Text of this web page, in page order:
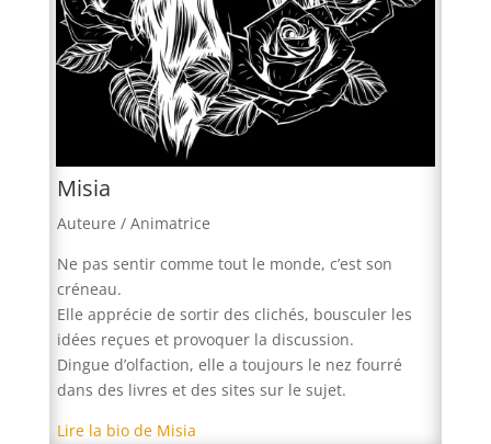
Misia
Auteure / Animatrice
Ne pas sentir comme tout le monde, c’est son
créneau.
Elle apprécie de sortir des clichés, bousculer les
idées reçues et provoquer la discussion.
Dingue d’olfaction, elle a toujours le nez fourré
dans des livres et des sites sur le sujet.
Lire la bio de Misia